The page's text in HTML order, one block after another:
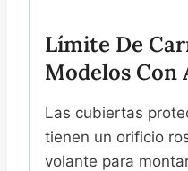
Límite De
Modelos Con
Las cubiertas
tienen un orificio
volante para